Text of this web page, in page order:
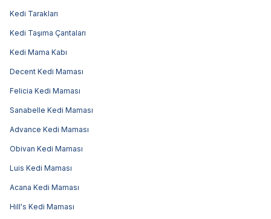
Kedi Tarakları
Kedi Taşıma Çantaları
Kedi Mama Kabı
Decent Kedi Maması
Felicia Kedi Maması
Sanabelle Kedi Maması
Advance Kedi Maması
Obivan Kedi Maması
Luis Kedi Maması
Acana Kedi Maması
Hill's Kedi Maması